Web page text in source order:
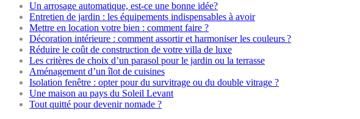
Un arrosage automatique, est-ce une bonne idée?
Entretien de jardin : les équipements indispensables à avoir
Mettre en location votre bien : comment faire ?
Décoration intérieure : comment assortir et harmoniser les couleurs ?
Réduire le coût de construction de votre villa de luxe
Les critères de choix d’un parasol pour le jardin ou la terrasse
Aménagement d’un îlot de cuisines
Isolation fenêtre : opter pour du survitrage ou du double vitrage ?
Une maison au pays du Soleil Levant
Tout quitté pour devenir nomade ?